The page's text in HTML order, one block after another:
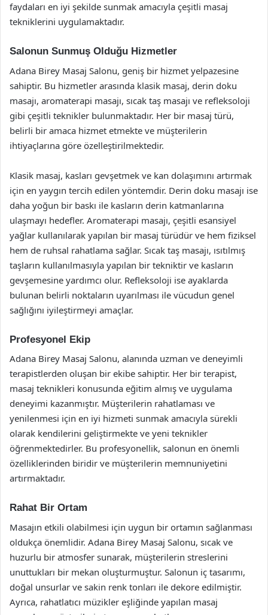
faydaları en iyi şekilde sunmak amacıyla çeşitli masaj
tekniklerini uygulamaktadır.
Salonun Sunmuş Olduğu Hizmetler
Adana Birey Masaj Salonu, geniş bir hizmet yelpazesine
sahiptir. Bu hizmetler arasında klasik masaj, derin doku
masajı, aromaterapi masajı, sıcak taş masajı ve refleksoloji
gibi çeşitli teknikler bulunmaktadır. Her bir masaj türü,
belirli bir amaca hizmet etmekte ve müşterilerin
ihtiyaçlarına göre özelleştirilmektedir.
Klasik masaj, kasları gevşetmek ve kan dolaşımını artırmak
için en yaygın tercih edilen yöntemdir. Derin doku masajı ise
daha yoğun bir baskı ile kasların derin katmanlarına
ulaşmayı hedefler. Aromaterapi masajı, çeşitli esansiyel
yağlar kullanılarak yapılan bir masaj türüdür ve hem fiziksel
hem de ruhsal rahatlama sağlar. Sıcak taş masajı, ısıtılmış
taşların kullanılmasıyla yapılan bir tekniktir ve kasların
gevşemesine yardımcı olur. Refleksoloji ise ayaklarda
bulunan belirli noktaların uyarılması ile vücudun genel
sağlığını iyileştirmeyi amaçlar.
Profesyonel Ekip
Adana Birey Masaj Salonu, alanında uzman ve deneyimli
terapistlerden oluşan bir ekibe sahiptir. Her bir terapist,
masaj teknikleri konusunda eğitim almış ve uygulama
deneyimi kazanmıştır. Müşterilerin rahatlaması ve
yenilenmesi için en iyi hizmeti sunmak amacıyla sürekli
olarak kendilerini geliştirmekte ve yeni teknikler
öğrenmektedirler. Bu profesyonellik, salonun en önemli
özelliklerinden biridir ve müşterilerin memnuniyetini
artırmaktadır.
Rahat Bir Ortam
Masajın etkili olabilmesi için uygun bir ortamın sağlanması
oldukça önemlidir. Adana Birey Masaj Salonu, sıcak ve
huzurlu bir atmosfer sunarak, müşterilerin streslerini
unuttukları bir mekan oluşturmuştur. Salonun iç tasarımı,
doğal unsurlar ve sakin renk tonları ile dekore edilmiştir.
Ayrıca, rahatlatıcı müzikler eşliğinde yapılan masaj